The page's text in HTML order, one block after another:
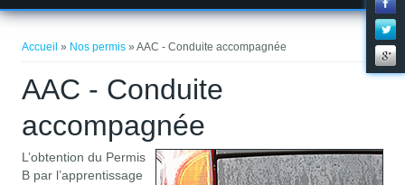
Accueil » Nos permis » AAC - Conduite accompagnée
AAC - Conduite
accompagnée
L’obtention du Permis
B par l’apprentissage